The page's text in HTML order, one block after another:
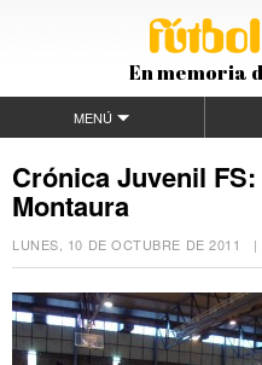
En memoria
MENÚ
Crónica Juvenil
Montaura
LUNES, 10 DE OCTUBRE DE 2011 |